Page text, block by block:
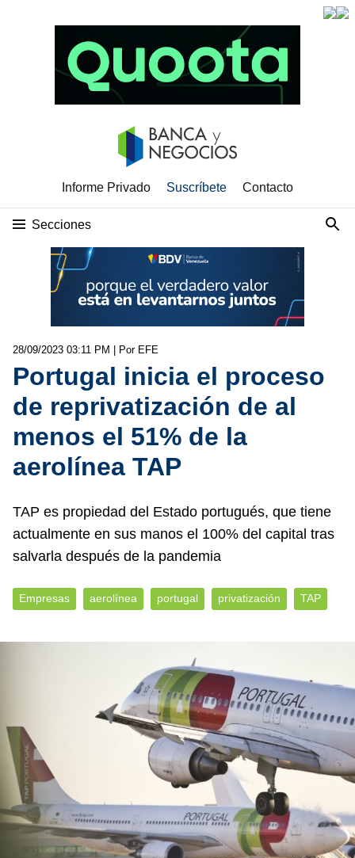
Informe Privado Suscríbete Contacto
Secciones
28/09/2023 03:11 PM | Por EFE
Portugal inicia el proceso
de reprivatización de al
menos el 51% de la
aerolínea TAP
TAP es propiedad del Estado portugués, que tiene
actualmente en sus manos el 100% del capital tras
salvarla después de la pandemia
Empresas aerolínea portugal privatización TAP